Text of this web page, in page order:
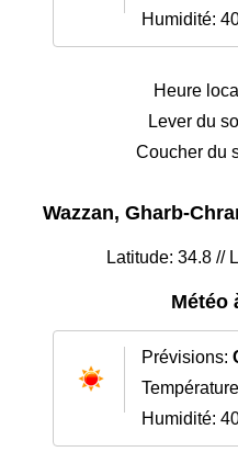
Humidité:
Heure
Lever du
Coucher du
Wazzan, Gharb-
Latitude: 34.8 //
Météo
Prévisions:
Humidité: